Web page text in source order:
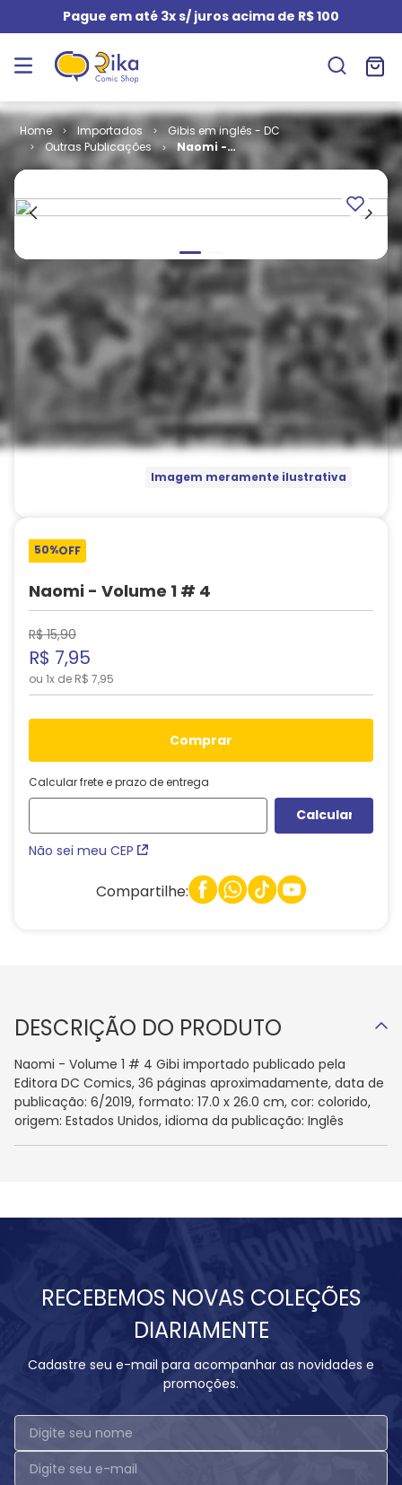
Pague em até 3x s/ juros acima de R$ 100
Importados
Gibis em inglês - DC
Outras Publicações
Naomi -
Volume 1 # 4
Imagem meramente ilustrativa
50%OFF
Naomi - Volume 1 # 4
R$ 15,90
R$ 7,95
ou 1x de R$ 7,95
comprar
Calcular frete e prazo de entrega
Não sei meu CEP
Compartilhe:
DESCRIÇÃO DO PRODUTO
Naomi - Volume 1 # 4 Gibi importado publicado pela
Editora DC Comics, 36 páginas aproximadamente, data de
publicação: 6/2019, formato: 17.0 x 26.0 cm, cor: colorido,
origem: Estados Unidos, idioma da publicação: Inglês
RECEBEMOS NOVAS COLEÇÕES
DIARIAMENTE
Cadastre seu e-mail para acompanhar as novidades e
promoções.